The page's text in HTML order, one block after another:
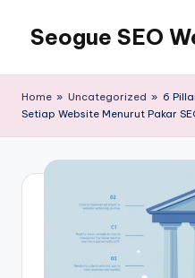
content
Seogue SEO
Master
Pakar
Indonesia
Bergaransi
Home » Uncategorized » 6
Setiap Website Menurut Pakar